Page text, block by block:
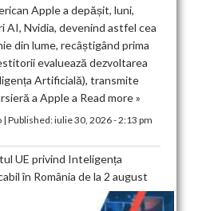
Apple a depășit, luni,
AI, Nvidia, devenind astfel cea
din lume, recâștigând prima
evaluează dezvoltarea
Artificială), transmite
a Apple a Read more »
| Published:iulie 30, 2026 - 2:13 pm
UE privind Inteligența
în România de la 2 august